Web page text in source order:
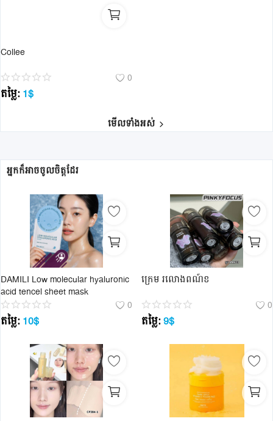
Collee
0
តម្លៃ: 1$
មើលទាំងអស់
អ្នកក៏អាចចូលចិត្តដែរ
DAMILI Low molecular hyaluronic
acid tencel sheet mask
0
តម្លៃ: 10$
ក្រេម រលោងពណ៍ខ
0
តម្លៃ:9$